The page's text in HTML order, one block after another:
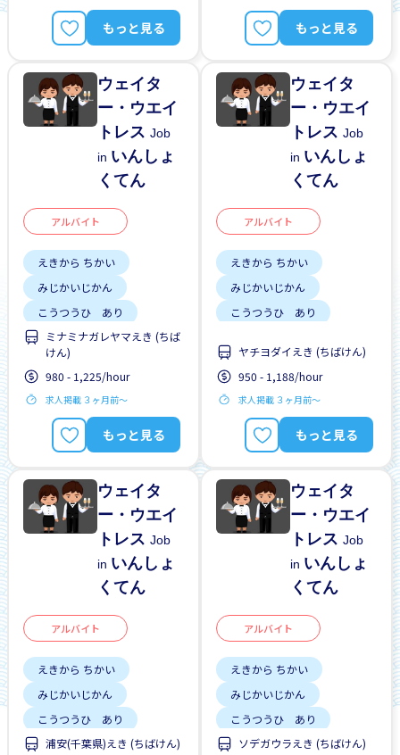
もっと見る もっと見る
ウェイタ
ー・ウエイ
トレスJob
in いんしょ
くてん
アルバイト
えきから ちかい
みじかいじかん
こうつうひ あり
しゅう2、3にち
はじめて OK
ミナミナガレヤマえき (ちば
けん)
980 - 1,225/hour
求人掲載 ３ヶ月前〜
もっと見る
ウェイタ
ー・ウエイ
トレスJob
in いんしょ
くてん
アルバイト
えきから ちかい
みじかいじかん
こうつうひ あり
はじめて OK
ヤチヨダイえき (ちばけん)
950 - 1,188/hour
求人掲載 ３ヶ月前〜
もっと見る
ウェイタ
ー・ウエイ
トレスJob
in いんしょ
くてん
アルバイト
えきから ちかい
みじかいじかん
こうつうひ あり
しゅう2、3にち
浦安(千葉県)えき (ちばけん)
ウェイタ
ー・ウエイ
トレスJob
in いんしょ
くてん
アルバイト
えきから ちかい
みじかいじかん
こうつうひ あり
しゅう2、3にち
ソデガウラえき (ちばけん)